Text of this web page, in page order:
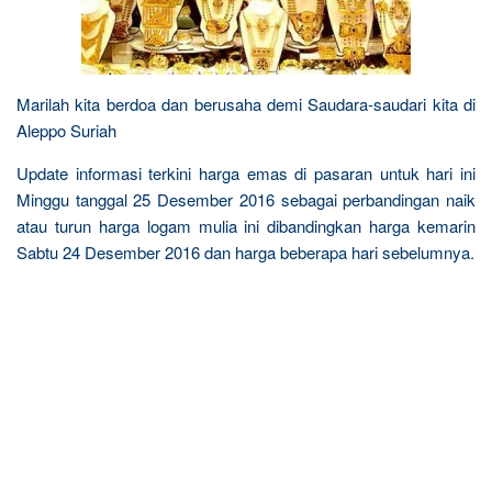
Marilah kita berdoa dan berusaha demi Saudara-saudari kita di
Aleppo Suriah
Update informasi terkini harga emas di pasaran untuk hari ini
Minggu tanggal 25 Desember 2016 sebagai perbandingan naik
atau turun harga logam mulia ini dibandingkan harga kemarin
Sabtu 24 Desember 2016 dan harga beberapa hari sebelumnya.